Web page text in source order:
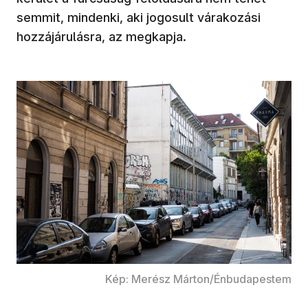
semmit, mindenki, aki jogosult várakozási
hozzájárulásra, az megkapja.
Kép: Merész Márton/Énbudapestem